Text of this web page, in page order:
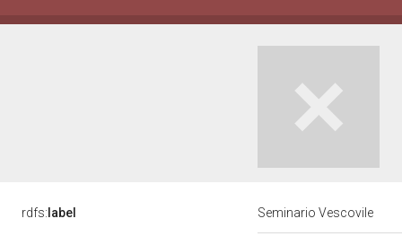
rdfs: label Seminario Vescovile